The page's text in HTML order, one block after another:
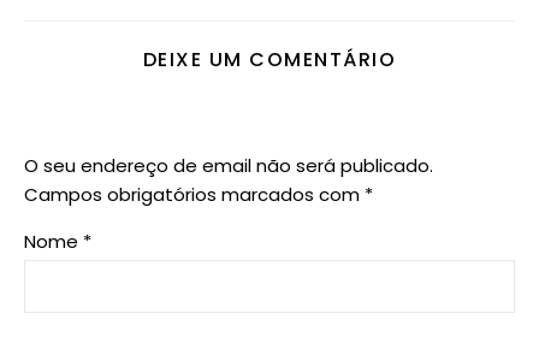
DEIXE UM COMENTÁRIO
O seu endereço de email não será publicado.
Campos obrigatórios marcados com *
Nome *